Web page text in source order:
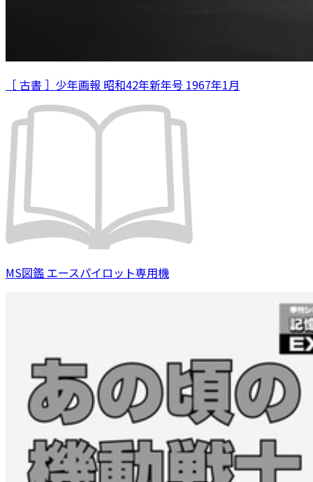
［ 古書 ］少年画報 昭和42年新年号 1967年1月
MS図鑑 エースパイロット専用機